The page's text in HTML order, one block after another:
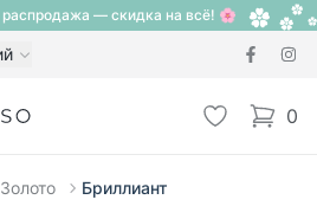
— скидка на всё! 🌸
Избранное
0
items
Золото Бриллиант